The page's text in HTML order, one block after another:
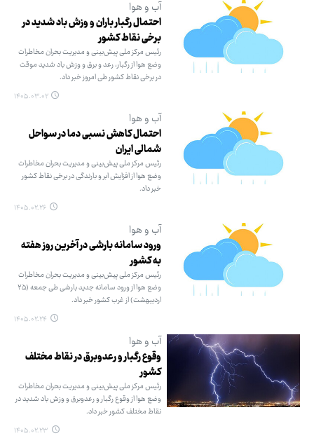
آب و هوا
احتمال رگبار باران و وزش باد شدید در
برخی نقاط کشور
رئیس مرکز ملی پیش‌بینی و مدیریت بحران مخاطرات
وضع هوا از رگبار، رعد و برق و وزش باد شدید موقت
در برخی نقاط کشور طی امروز خبر داد.
۱۴۰۵.۰۳.۰۲
آب و هوا
احتمال کاهش نسبی دما در سواحل
شمالی ایران
رئیس مرکز ملی پیش‌بینی و مدیریت بحران مخاطرات
وضع هوا از افزایش ابر و بارندگی در برخی نقاط کشور
خبر داد.
۱۴۰۵.۰۲.۲۶
آب و هوا
ورود سامانه بارشی در آخرین روز هفته
به کشور
رئیس مرکز ملی پیش‌بینی و مدیریت بحران مخاطرات
وضع هوا از ورود سامانه جدید بارشی طی جمعه (۲۵
اردیبهشت) از غرب کشور خبر داد.
۱۴۰۵.۰۲.۲۴
آب و هوا
وقوع رگبار و رعدوبرق در نقاط مختلف
کشور
رئیس مرکز ملی پیش‌بینی و مدیریت بحران مخاطرات
وضع هوا از وقوع رگبار و رعدوبرق و وزش باد شدید در
نقاط مختلف کشور خبر داد.
۱۴۰۵.۰۲.۲۳